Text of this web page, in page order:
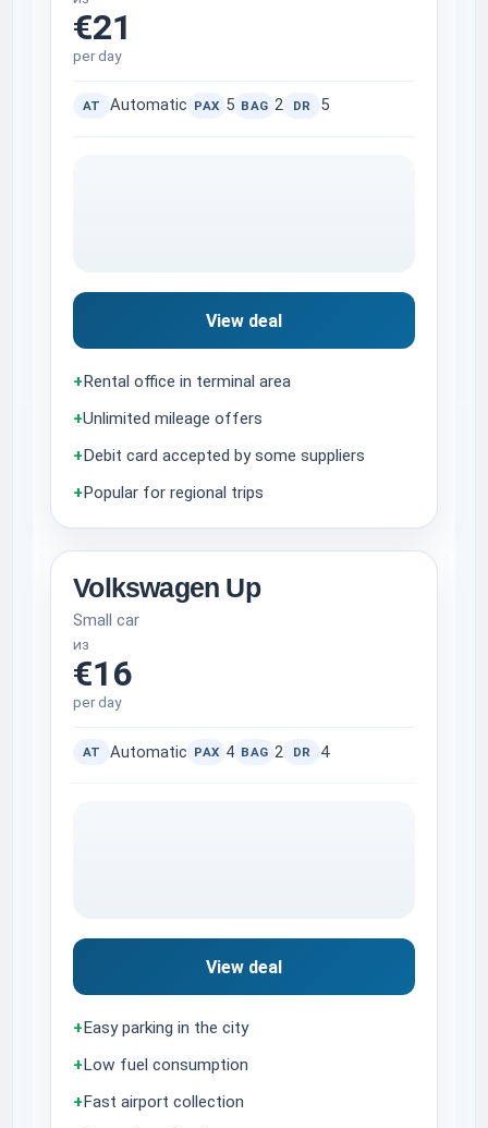
€21
per day
AT Automatic PAX 5 BAG 2 DR 5
View deal
+Rental office in terminal area
+Unlimited mileage offers
+Debit card accepted by some suppliers
+Popular for regional trips
Volkswagen Up
Small car
из
€16
per day
AT Automatic PAX 4 BAG 2 DR 4
View deal
+ Easy parking in the city
+ Low fuel consumption
+ Fast airport collection